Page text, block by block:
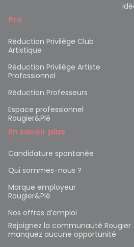
Pro
Réduction Privilège Club
Artistique
Réduction Privilège Artiste
Professionnel
Réduction Professeurs
Espace professionnel
Rougier&Plé
En savoir plus
Candidature spontanée
Qui sommes-nous ?
Marque employeur
Rougier&Plé
Nos offres d’emploi
Rejoignez la communauté
manquez aucune opportunité